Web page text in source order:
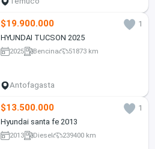
$19.900.000
1
HYUNDAI TUCSON 2025
2025 Bencina 51873 km
Antofagasta
$13.500.000
1
Hyundai santa fe 2013
2013 Diesel 239400 km